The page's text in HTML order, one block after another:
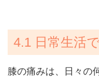
4.1 日常生活
膝の痛みは、日々の